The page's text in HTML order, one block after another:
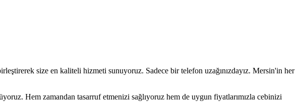
size en kaliteli hizmeti sunuyoruz. Sadece bir telefon uzağınızdayız. Mersin'in her
Hem zamandan tasarruf etmenizi sağlıyoruz hem de uygun fiyatlarımızla cebinizi